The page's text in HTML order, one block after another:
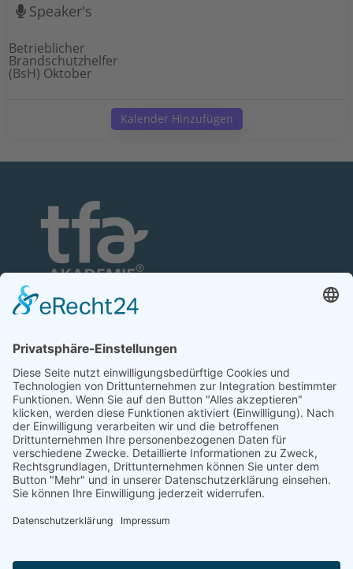
Speaker's
Betrieblicher
Brandschutzhelfer
(BsH) Oktober
Kalender Hinzufügen
Nonnenhofer Straße 24/26
17033 Neubrandenburg
Telefon: 0395 35 88 100
Telefax: 0395 35 88 111
E-Mail:neubrandenburg@tfa-akademie.de
Rechtliches
Teilnahmebedingungen
Impressum